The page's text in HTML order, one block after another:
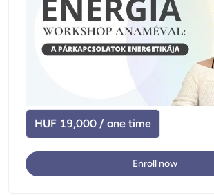
HUF 19,000 / one time
Enroll now